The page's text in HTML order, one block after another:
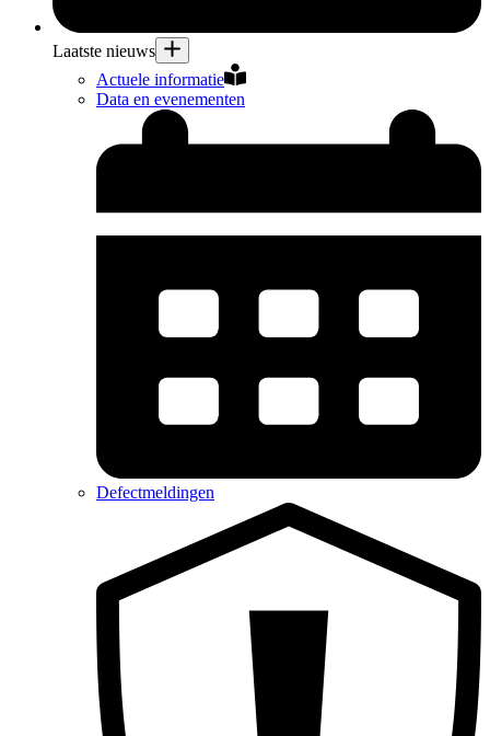
Laatste nieuws
Actuele informatie
Data en evenementen
Defectmeldingen